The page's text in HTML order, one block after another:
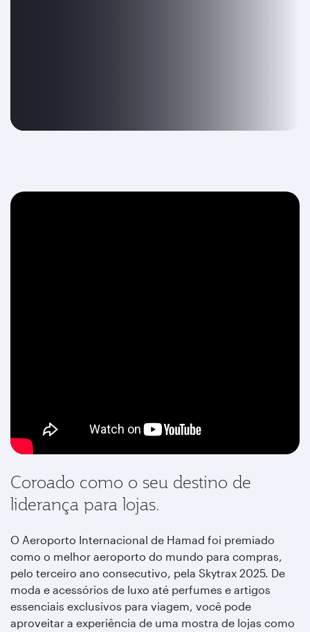
Coroado como o seu destino de
liderança para lojas.
O Aeroporto Internacional de Hamad foi premiado
como o melhor aeroporto do mundo para compras,
pelo terceiro ano consecutivo, pela Skytrax 2025. De
moda e acessórios de luxo até perfumes e artigos
essenciais exclusivos para viagem, você pode
aproveitar a experiência de uma mostra de lojas como